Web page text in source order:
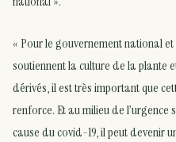
« Pour le gouvernement national
soutiennent la culture de la plante
dérivés, il est très important que
renforce. Et au milieu de l’urgence
cause du covid-19, il peut devenir